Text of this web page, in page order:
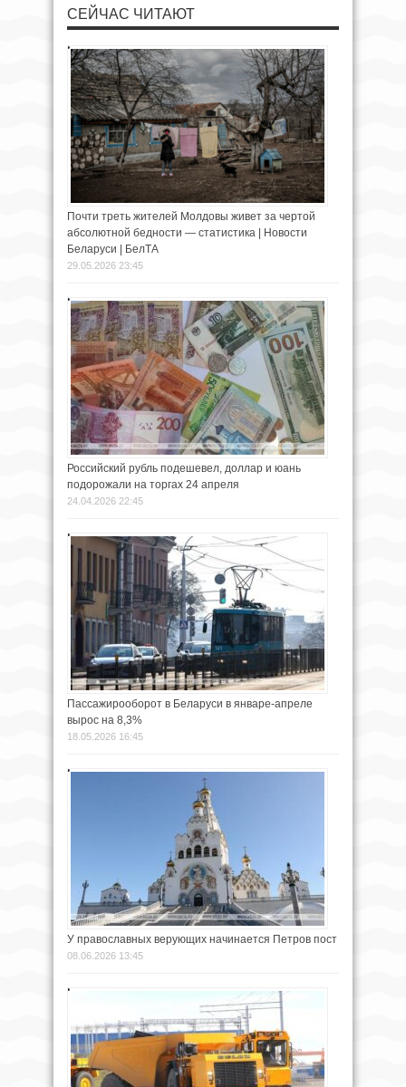
СЕЙЧАС ЧИТАЮТ
Почти треть жителей Молдовы живет за чертой
абсолютной бедности — статистика | Новости
Беларуси | БелТА
29.05.2026 23:45
Российский рубль подешевел, доллар и юань
подорожали на торгах 24 апреля
24.04.2026 22:45
Пассажирооборот в Беларуси в январе-апреле
вырос на 8,3%
18.05.2026 16:45
У православных верующих начинается Петров пост
08.06.2026 13:45